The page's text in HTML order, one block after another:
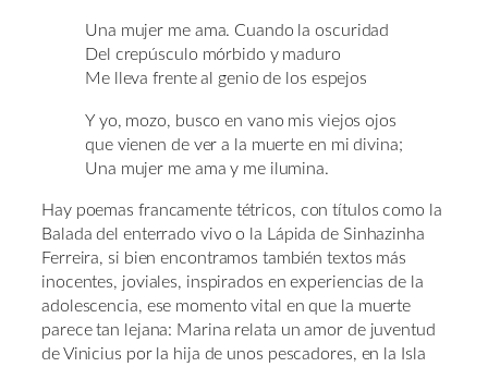
Una mujer me ama. Cuando la oscuridad
Del crepúsculo mórbido y maduro
Me lleva frente al genio de los espejos
Y yo, mozo, busco en vano mis viejos ojos
que vienen de ver a la muerte en mi divina;
Una mujer me ama y me ilumina.
Hay poemas francamente tétricos, con títulos como la
Balada del enterrado vivo o la Lápida de Sinhazinha
Ferreira, si bien encontramos también textos más
inocentes, joviales, inspirados en experiencias de la
adolescencia, ese momento vital en que la muerte
parece tan lejana: Marina relata un amor de juventud
de Vinicius por la hija de unos pescadores, en la Isla